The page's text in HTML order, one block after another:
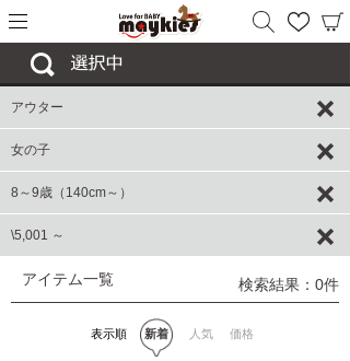
アウター
女の子
8～9歳（140cm～）
\5,001 ～
アイテム一覧 検索結果：0件
表示順 新着 人気 価格